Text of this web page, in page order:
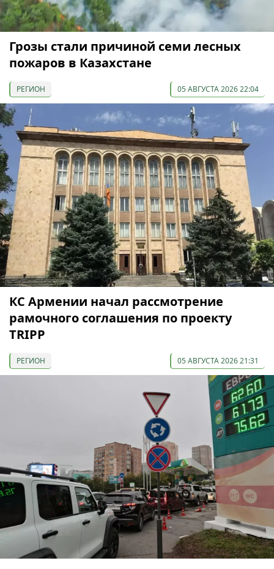
Грозы стали причиной семи лесных
пожаров в Казахстане
РЕГИОН 05 АВГУСТА 2026 22:04
КС Армении начал рассмотрение
рамочного соглашения по проекту
TRIPP
РЕГИОН 05 АВГУСТА 2026 21:31